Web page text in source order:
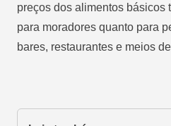
preços dos alimentos básicos
para moradores quanto para
bares, restaurantes e meios